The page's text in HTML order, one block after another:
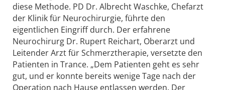
diese Methode. PD Dr. Albrecht Waschke, Chefarzt
der Klinik für Neurochirurgie, führte den
eigentlichen Eingriff durch. Der erfahrene
Neurochirurg Dr. Rupert Reichart, Oberarzt und
Leitender Arzt für Schmerztherapie, versetzte den
Patienten in Trance. „Dem Patienten geht es sehr
gut, und er konnte bereits wenige Tage nach der
Operation nach Hause entlassen werden. Der